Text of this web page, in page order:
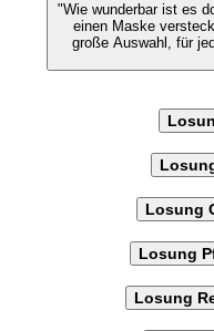
"Wie wunderbar ist es
einen Maske verstecken. Und man hat auch
große Auswahl, für
Losung
Losung
Losung